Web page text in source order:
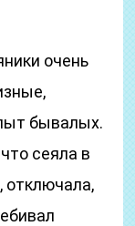
очень
бывалых.
сеяла в
отключала,